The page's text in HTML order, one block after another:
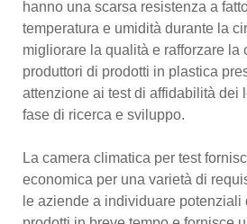
hanno una scarsa resistenza a
temperatura e umidità durante la
migliorare la qualità e rafforzare la
produttori di prodotti in plastica
attenzione ai test di affidabilità dei
fase di ricerca e sviluppo.
La camera climatica per test
economica per una varietà di
le aziende a individuare potenziali